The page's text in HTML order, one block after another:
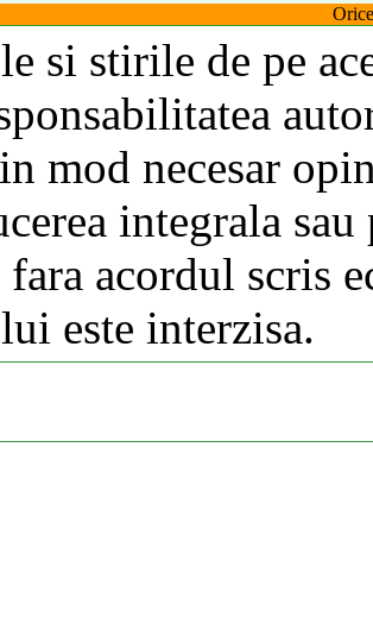
si stirile de pe
mod necesar
integrala
acordul scris
este interzisa.